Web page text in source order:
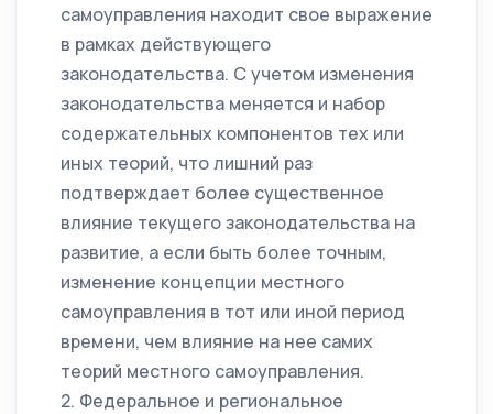
самоуправления находит свое выражение
в рамках действующего
законодательства. С учетом изменения
законодательства меняется и набор
содержательных компонентов тех или
иных теорий, что лишний раз
подтверждает более существенное
влияние текущего законодательства на
развитие, а если быть более точным,
изменение концепции местного
самоуправления в тот или иной период
времени, чем влияние на нее самих
теорий местного самоуправления.
2. Федеральное и региональное